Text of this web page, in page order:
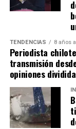
Cabe destacar
por ende, la
redes sociales,
¿Como ayudar?
Instagram,
Fernando Jara
19.968.680-1
Banco Falabella,
TENDENCIAS 8 años
Periodista
transmisión
opiniones